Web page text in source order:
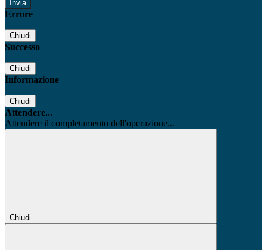
Errore
Chiudi
Successo
Chiudi
Informazione
Chiudi
Attendere...
Attendere il completamento dell'operazione...
Chiudi